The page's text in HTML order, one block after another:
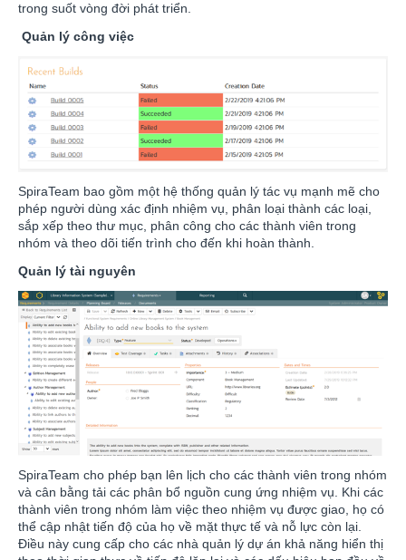
trong suốt vòng đời phát triển.
Quản lý công việc
SpiraTeam bao gồm một hệ thống quản lý tác vụ mạnh mẽ cho
phép người dùng xác định nhiệm vụ, phân loại thành các loại,
sắp xếp theo thư mục, phân công cho các thành viên trong
nhóm và theo dõi tiến trình cho đến khi hoàn thành.
Quản lý tài nguyên
SpiraTeam cho phép bạn lên lịch cho các thành viên trong nhóm
và cân bằng tải các phân bổ nguồn cung ứng nhiệm vụ. Khi các
thành viên trong nhóm làm việc theo nhiệm vụ được giao, họ có
thể cập nhật tiến độ của họ về mặt thực tế và nỗ lực còn lại.
Điều này cung cấp cho các nhà quản lý dự án khả năng hiển thị